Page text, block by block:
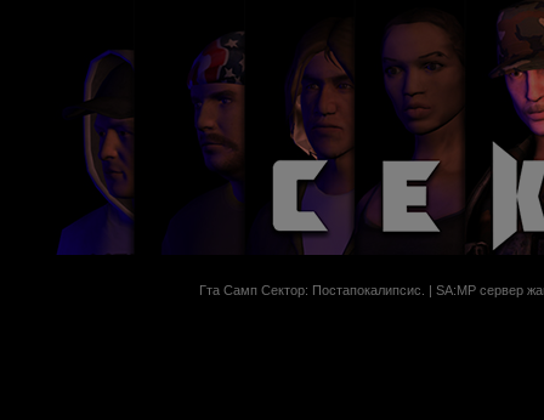
Гта Самп Сектор: Постапокалипсиc. | SA:MP сервер